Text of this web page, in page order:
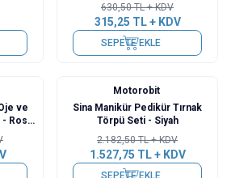
630,50TL + KDV
315,25 TL + KDV
SEPETE EKLE
ve
- Rose
Motorobit
Sina Manikür Pedikür Tırnak
Törpü Seti - Siyah
2.182,50TL + KDV
1.527,75 TL + KDV
SEPETE EKLE